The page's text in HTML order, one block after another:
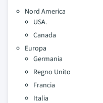
Nord America
USA.
Canada
Europa
Germania
Regno Unito
Francia
Italia